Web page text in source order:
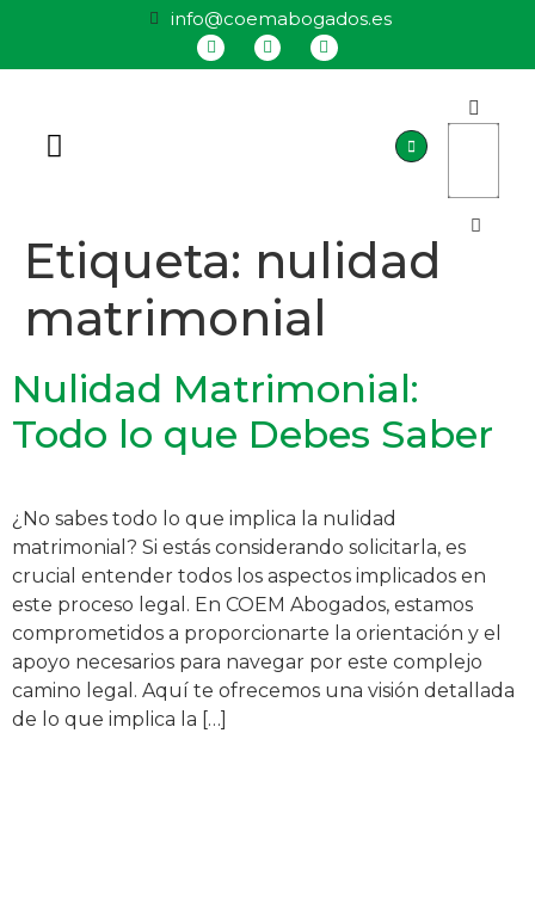
info@coemabogados.es
Etiqueta: nulidad
matrimonial
Nulidad Matrimonial:
Todo lo que Debes Saber
¿No sabes todo lo que implica la nulidad
matrimonial? Si estás considerando solicitarla, es
crucial entender todos los aspectos implicados en
este proceso legal. En COEM Abogados, estamos
comprometidos a proporcionarte la orientación y el
apoyo necesarios para navegar por este complejo
camino legal. Aquí te ofrecemos una visión detallada
de lo que implica la […]